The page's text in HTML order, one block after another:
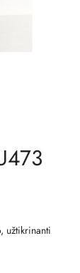
užtikrinanti